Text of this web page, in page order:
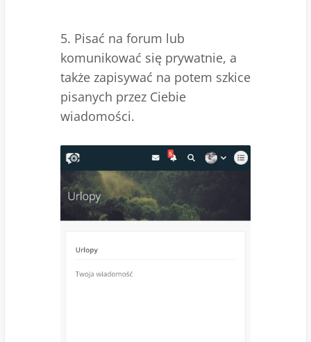
5. Pisać na forum lub
komunikować się prywatnie, a
także zapisywać na potem szkice
pisanych przez Ciebie
wiadomości.